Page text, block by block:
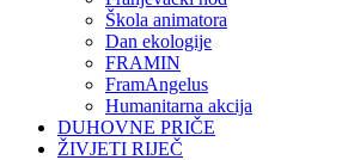
Škola animatora
Dan ekologije
FRAMIN
FramAngelus
Humanitarna akcija
DUHOVNE PRIČE
ŽIVJETI RIJEČ